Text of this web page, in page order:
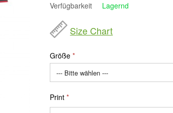
Verfügbarkeit
Lagernd
Size Chart
Größe
Print